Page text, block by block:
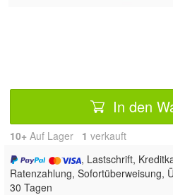
In den
10+ Auf Lager 1 verkauft
, Lastschrift,
Ratenzahlung, Sofortüberweisung,
30 Tagen